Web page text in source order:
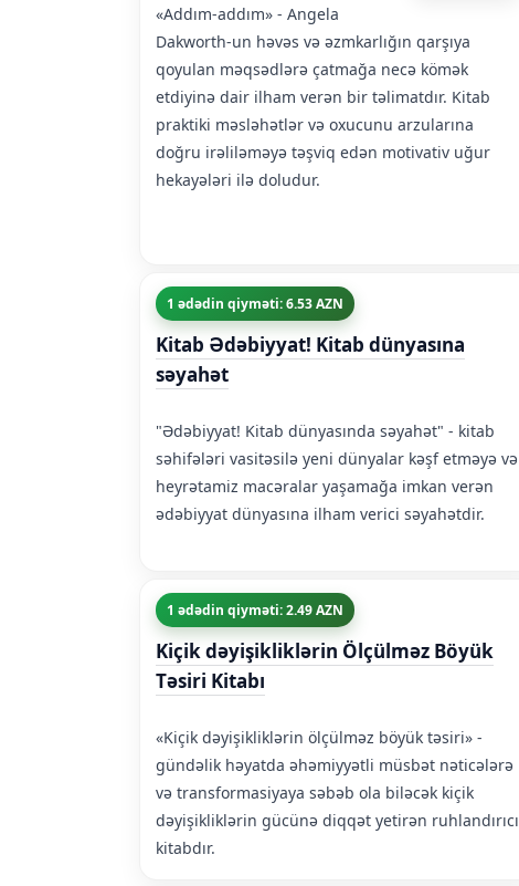
«Addım-addım» - Angela
Dakworth-un həvəs və əzmkarlığın qarşıya
qoyulan məqsədlərə çatmağa necə kömək
etdiyinə dair ilham verən bir təlimatdır. Kitab
praktiki məsləhətlər və oxucunu arzularına
doğru irəliləməyə təşviq edən motivativ uğur
hekayələri ilə doludur.
1 ədədin qiyməti: 6.53 AZN
Kitab Ədəbiyyat! Kitab dünyasına
səyahət
"Ədəbiyyat! Kitab dünyasında səyahət" - kitab
səhifələri vasitəsilə yeni dünyalar kəşf etməyə və
heyrətamiz macəralar yaşamağa imkan verən
ədəbiyyat dünyasına ilham verici səyahətdir.
1 ədədin qiyməti: 2.49 AZN
Kiçik dəyişikliklərin Ölçülməz Böyük
Təsiri Kitabı
«Kiçik dəyişikliklərin ölçülməz böyük təsiri» -
gündəlik həyatda əhəmiyyətli müsbət nəticələrə
və transformasiyaya səbəb ola biləcək kiçik
dəyişikliklərin gücünə diqqət yetirən ruhlandırıcı
kitabdır.